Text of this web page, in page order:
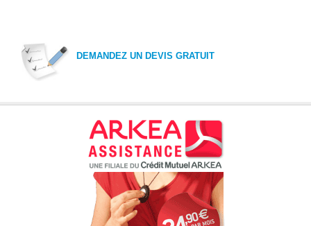
DEMANDEZ UN DEVIS GRATUIT